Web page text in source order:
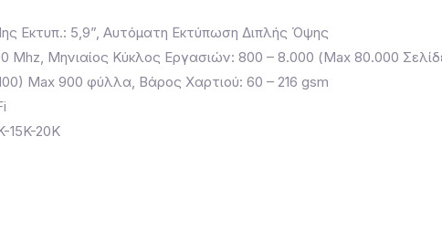
Εκτυπ.: 5,9”, Αυτόματη Εκτύπωση Διπλής Όψης
Mhz, Μηνιαίος Κύκλος Εργασιών: 800 – 8.000 (Max 80.000
Max 900 φύλλα, Βάρος Χαρτιού: 60 – 216 gsm
15K-20K